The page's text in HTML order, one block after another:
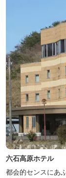
六石高原ホテル
都会的センスにあ